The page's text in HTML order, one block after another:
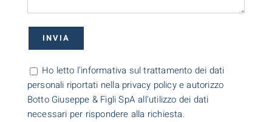
Ho letto l'informativa sul trattamento dei dati
personali riportati nella privacy policy e autorizzo
Botto Giuseppe & Figli SpA all'utilizzo dei dati
necessari per rispondere alla richiesta.